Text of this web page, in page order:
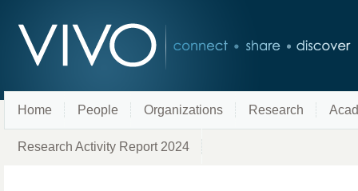
Home People Organizations Research
Research Activity Report 2024